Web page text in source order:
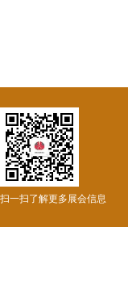
扫一扫了解更多展会信息